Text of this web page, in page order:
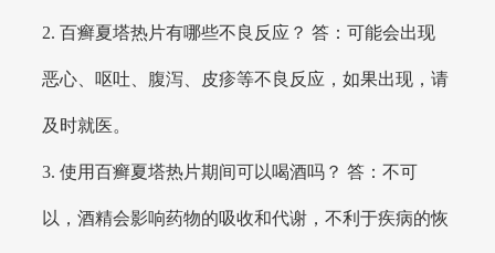
2. 百癣夏塔热片有哪些不良反应？ 答：可能会出现
恶心、呕吐、腹泻、皮疹等不良反应，如果出现，请
及时就医。
3. 使用百癣夏塔热片期间可以喝酒吗？ 答：不可
以，酒精会影响药物的吸收和代谢，不利于疾病的恢